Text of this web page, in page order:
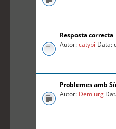
Resposta correcta
Autor:catypi Data:
Problemes amb
Autor: Demiurg